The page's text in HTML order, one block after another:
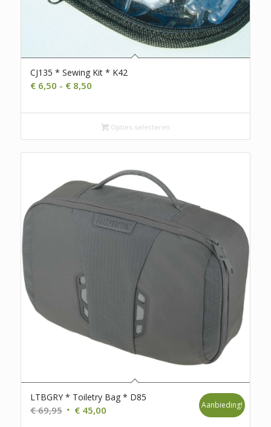
CJ135 * Sewing Kit * K42
€6,50 - €8,50Prijsklasse:
tot
€ 8,50Opties selecteren
LTBGRY * Toiletry Bag * D85
€69,95 Oorspronkelijke
€45,00Huidige
Aanbieding!